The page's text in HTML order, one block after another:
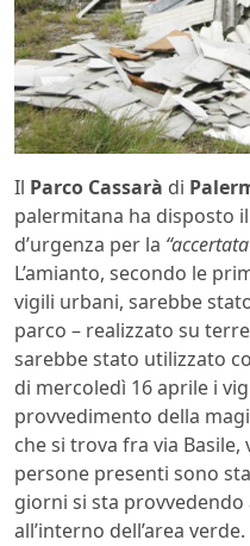
Il Parco Cassarà di
palermitana ha disposto
d’urgenza per la
L’amianto, secondo le
vigili urbani, sarebbe
parco – realizzato su
sarebbe stato utilizzato
di mercoledì 16 aprile i
provvedimento della
che si trova fra via
persone presenti sono
giorni si sta
all’interno dell’area verde.